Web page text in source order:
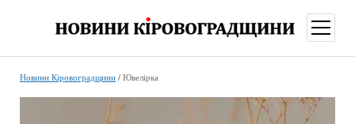
меню
Новини Кіровоградщини/ Ювелірка